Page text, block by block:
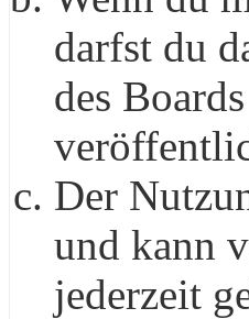
darfst du
des
Der
und kann
jederzeit